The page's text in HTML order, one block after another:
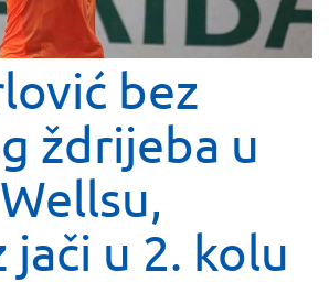
bez
ždrijeba u
jači u 2. kolu